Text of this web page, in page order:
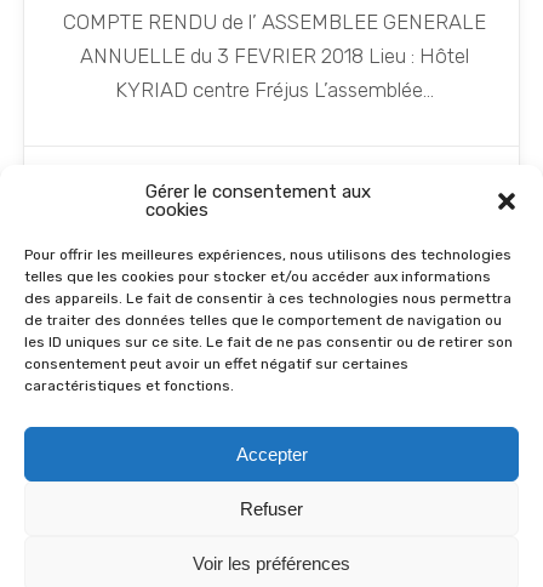
Gérer le consentement aux
cookies
Pour offrir les meilleures expériences, nous utilisons des technologies
telles que les cookies pour stocker et/ou accéder aux informations
des appareils. Le fait de consentir à ces technologies nous permettra
de traiter des données telles que le comportement de navigation ou
les ID uniques sur ce site. Le fait de ne pas consentir ou de retirer son
consentement peut avoir un effet négatif sur certaines
caractéristiques et fonctions.
Accepter
Refuser
Voir les préférences
COMPTE RENDU de l’ ASSEMBLEE GENERALE
ANNUELLE du 3 FEVRIER 2018 Lieu : Hôtel
KYRIAD centre Fréjus L’assemblée...
Serge Renard
← Previous page